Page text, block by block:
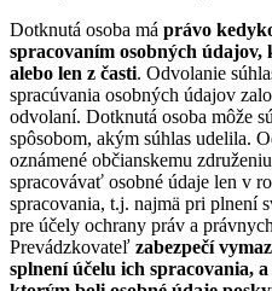
Dotknutá osoba má právo
spracovaním osobných
alebo len z časti. Odvolanie
spracúvania osobných údajov
odvolaní. Dotknutá osoba môže
spôsobom, akým súhlas udelila.
oznámené občianskemu
spracovávať osobné údaje len v
spracovania, t.j. najmä pri plnení
pre účely ochrany práv a
Prevádzkovateľ zabezpečí
splnení účelu ich spracovania,